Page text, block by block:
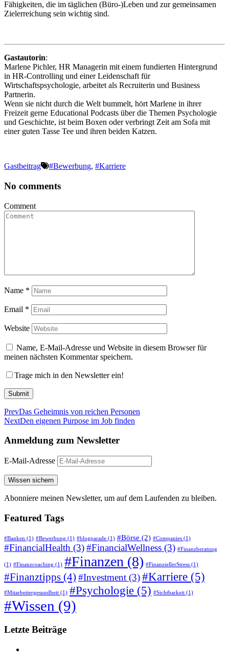
Fähigkeiten, die im täglichen (Büro-)Leben und zur gemeinsamen
Zielerreichung sein wichtig sind.
Gastautorin:
Marlene Pichler, HR Managerin mit einem fundierten Hintergrund
in HR-Controlling und einer Leidenschaft für
Wirtschaftspsychologie, arbeitet als Recruiterin und Business
Partnerin.
Wenn sie nicht durch die Welt bummelt, hört Marlene in ihrer
Freizeit gerne Educational Podcasts über die Themen Psychologie
und Geschichte, ist beim Boxen oder verbringt Zeit am Sofa mit
einer guten Tasse Tee und ihren beiden Katzen.
Gastbeitrag #Bewerbung, #Karriere
No comments
Comment
Name *
Email *
Website
Name, E-Mail-Adresse und Website in diesem Browser für
meinen nächsten Kommentar speichern.
Trage mich in den Newsletter ein!
Submit
PrevDas Geheimnis von reichen Personen
NextDen eigenen Purpose im Job finden
Anmeldung zum Newsletter
E-Mail-Adresse
Abonniere meinen Newsletter, um auf dem Laufenden zu bleiben.
Featured Tags
#Banken (1) #Bewerbung (1) #blogparade (1) #Börse (2) #Companies (1)
#FinancialHealth (3)#FinancialWellness (3) #Finanzberatung
(1) #Finanzcoaching (1) #Finanzen (8) #FinanziellerStress (1)
#Finanztipps (4) #Investment (3)#Karriere (5)
#Mitarbeitergesundheit (1) #Psychologie (5) #Sichtbarkeit (1)
#Wissen (9)
Letzte Beiträge